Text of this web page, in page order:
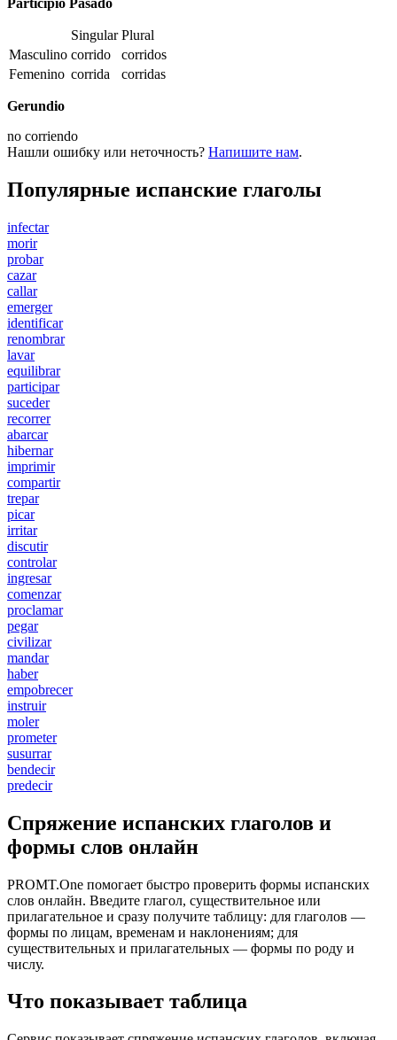
Participio Pasado
Singular Plural
Masculino corrido
corridos
Femenino corrida corridas
Gerundio
no corriendo
Нашли ошибку или неточность? Напишите нам.
Популярные испанские глаголы
infectar
morir
probar
cazar
callar
emerger
identificar
renombrar
lavar
equilibrar
participar
suceder
recorrer
abarcar
hibernar
imprimir
compartir
trepar
picar
irritar
discutir
controlar
ingresar
comenzar
proclamar
pegar
civilizar
mandar
haber
empobrecer
instruir
moler
prometer
susurrar
bendecir
predecir
Спряжение испанских глаголов и
формы слов онлайн
PROMT.One помогает быстро проверить формы испанских
слов онлайн. Введите глагол, существительное или
прилагательное и сразу получите таблицу: для глаголов —
формы по лицам, временам и наклонениям; для
существительных и прилагательных — формы по роду и
числу.
Что показывает таблица